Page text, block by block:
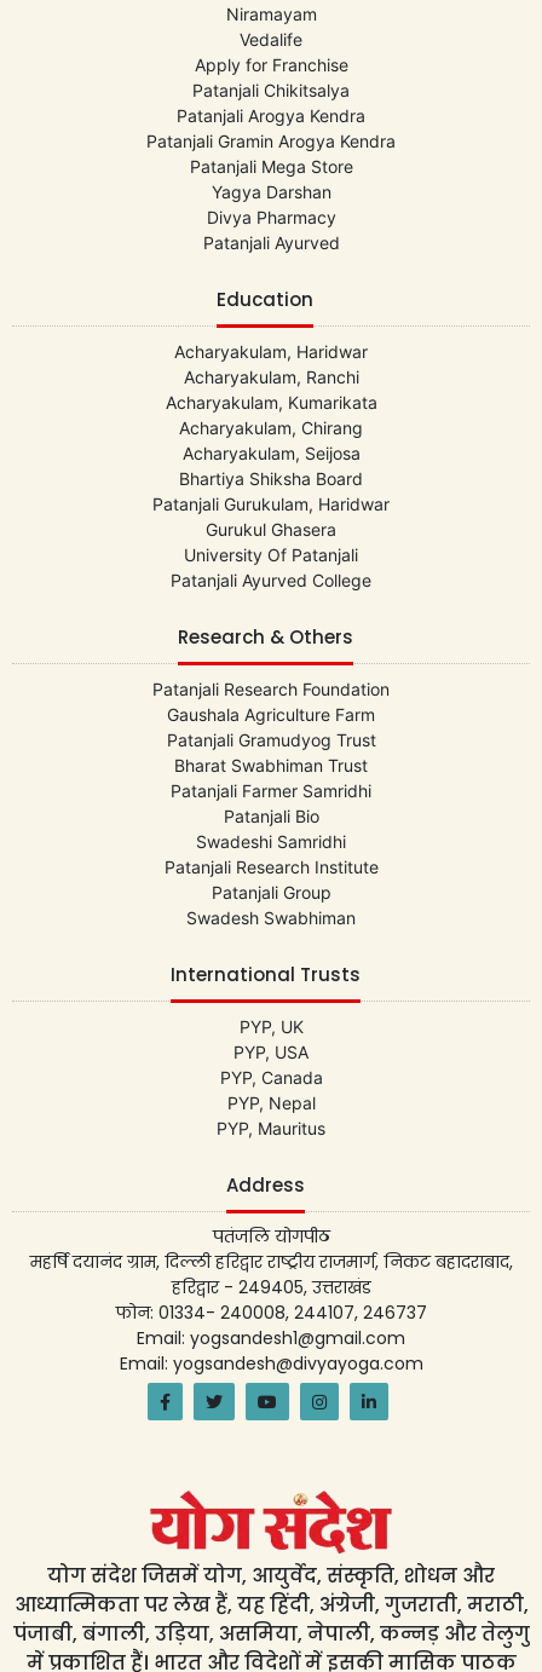
Niramayam
Vedalife
Apply for Franchise
Patanjali Chikitsalya
Patanjali Arogya Kendra
Patanjali Gramin Arogya Kendra
Patanjali Mega Store
Yagya Darshan
Divya Pharmacy
Patanjali Ayurved
Education
Acharyakulam, Haridwar
Acharyakulam, Ranchi
Acharyakulam, Kumarikata
Acharyakulam, Chirang
Acharyakulam, Seijosa
Bhartiya Shiksha Board
Patanjali Gurukulam, Haridwar
Gurukul Ghasera
University Of Patanjali
Patanjali Ayurved College
Research & Others
Patanjali Research Foundation
Gaushala Agriculture Farm
Patanjali Gramudyog Trust
Bharat Swabhiman Trust
Patanjali Farmer Samridhi
Patanjali Bio
Swadeshi Samridhi
Patanjali Research Institute
Patanjali Group
Swadesh Swabhiman
International Trusts
PYP, UK
PYP, USA
PYP, Canada
PYP, Nepal
PYP, Mauritus
Address
पतंजलि योगपीठ
महर्षि दयानंद ग्राम, दिल्ली हरिद्वार राष्ट्रीय राजमार्ग, निकट बहादराबाद,
हरिद्वार - 249405, उत्तराखंड
फोन: 01334- 240008, 244107, 246737
Email: yogsandesh1@gmail.com
Email: yogsandesh@divyayoga.com
योग संदेश जिसमें योग, आयुर्वेद, संस्कृति, शोधन और
आध्यात्मिकता पर लेख हैं, यह हिंदी, अंग्रेजी, गुजराती, मराठी,
पंजाबी, बंगाली, उड़िया, असमिया, नेपाली, कन्नड़ और तेलुगु
में प्रकाशित हैं। भारत और विदेशों में इसकी मासिक पाठक